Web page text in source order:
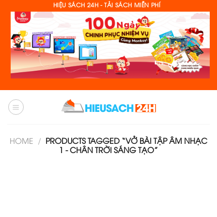
content
HIỆU SÁCH 24H - TẢI SÁCH MIỄN PHÍ
HOME / PRODUCTS TAGGED “VỞ BÀI TẬP ÂM NHẠC
1 - CHÂN TRỜI SÁNG TẠO”